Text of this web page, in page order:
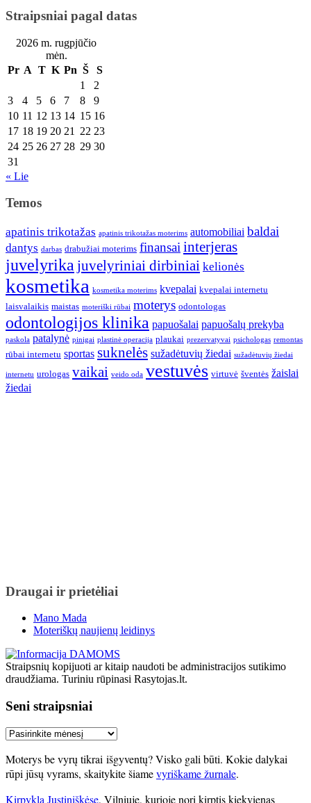
Straipsniai pagal datas
2026 m. rugpjūčio
mėn.
Pr A T K Pn Š
S
1
2
3
4 5 6 7 8
9
10 11 12 13 14 15 16
17 18 19 20 21 22 23
24 25 26 27 28 29 30
31
« Lie
Temos
apatinis trikotažas apatinis trikotažas moterims automobiliai baldai
dantys darbas drabužiai moterims finansai interjeras
juvelyrika juvelyriniai dirbiniai kelionės
kosmetika kosmetika moterims kvepalai kvepalai internetu
laisvalaikis maistas moteriški rūbai moterys odontologas
odontologijos klinika papuošalai papuošalų prekyba
paskola patalynė pinigai plastinė operacija plaukai prezervatyvai psichologas remontas
rūbai internetu sportas suknelės sužadėtuvių žiedai sužadėtuvių žiedai
internetu urologas vaikai veido oda vestuvės virtuvė šventės žaislai
žiedai
Draugai ir prietėliai
Mano Mada
Moteriškų naujienų leidinys
Straipsnių kopijuoti ar kitaip naudoti be administracijos sutikimo
draudžiama. Turiniu rūpinasi Rasytojas.lt.
Seni straipsniai
Seni
Moterys be vyrų tikrai išgyventų? Visko gali būti. Kokie dalykai
rūpi jūsų vyrams, skaitykite šiamevyriškame žurnale.
Kirpykla Justiniškėse, Vilniuje, kurioje nori kirptis kiekvienas